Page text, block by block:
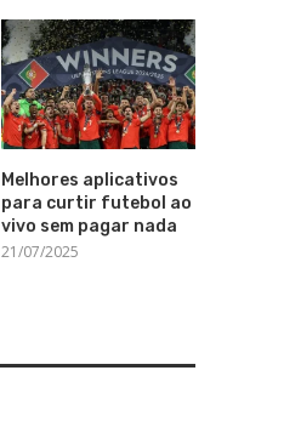
Melhores aplicativos
para curtir futebol ao
vivo sem pagar nada
21/07/2025